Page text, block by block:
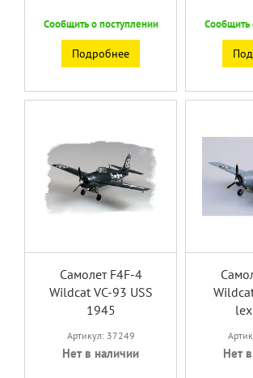
Сообщить о поступлении
Подробнее
Сообщить
Самолет F4F-4
Wildcat VC-93 USS
1945
Артикул: 37249
Нет в наличии Нет